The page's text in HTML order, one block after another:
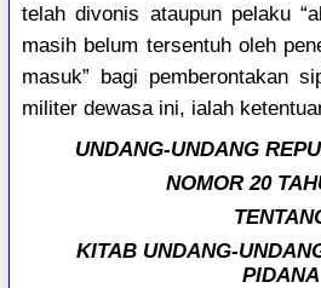
telah divonis ataupun pelaku
masih belum tersentuh oleh
masuk” bagi pemberontakan
militer dewasa ini, ialah
UNDANG-UNDANG
NOMOR 20
KITAB UNDANG-
PIDANA